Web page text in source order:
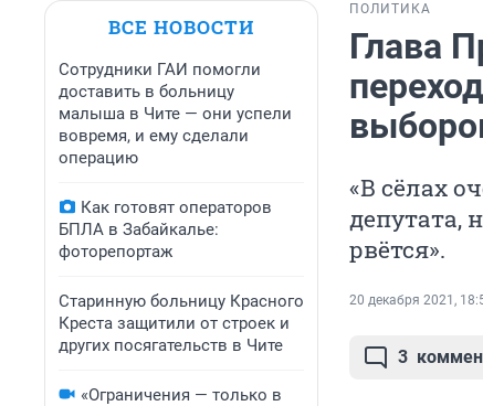
ВСЕ НОВОСТИ
Сотрудники ГАИ помогли
доставить в больницу
малыша в Чите — они успели
вовремя, и ему сделали
операцию
Как готовят операторов
БПЛА в Забайкалье:
фоторепортаж
Старинную больницу Красного
Креста защитили от строек и
других посягательств в Чите
«Ограничения — только в
ПОЛИТИКА
Глава
«В сёлах
депутата,
рвётся».
20 декабря 2021,
3